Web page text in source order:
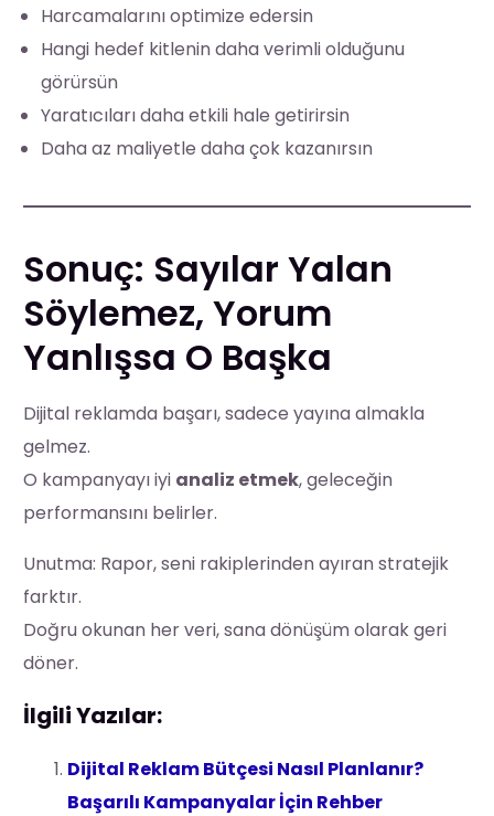
Harcamalarını optimize edersin
Hangi hedef kitlenin daha verimli olduğunu
görürsün
Yaratıcıları daha etkili hale getirirsin
Daha az maliyetle daha çok kazanırsın
Sonuç: Sayılar Yalan
Söylemez, Yorum
Yanlışsa O Başka
Dijital reklamda başarı, sadece yayına almakla
gelmez.
O kampanyayı iyi analiz etmek, geleceğin
performansını belirler.
Unutma: Rapor, seni rakiplerinden ayıran stratejik
farktır.
Doğru okunan her veri, sana dönüşüm olarak geri
döner.
İlgili Yazılar:
Dijital Reklam Bütçesi Nasıl Planlanır?
Başarılı Kampanyalar İçin Rehber